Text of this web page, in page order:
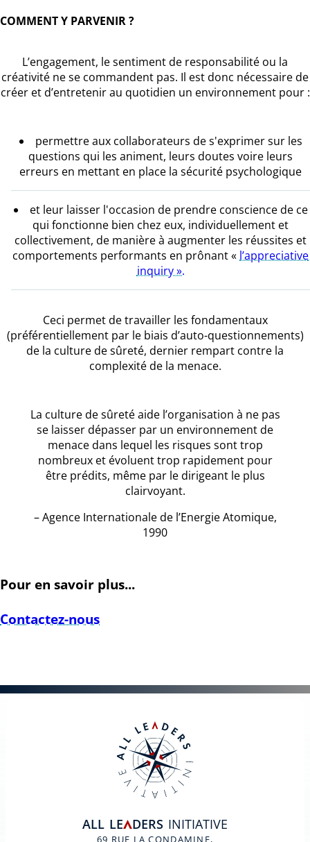
COMMENT Y PARVENIR ?
L’engagement, le sentiment de responsabilité ou la
créativité ne se commandent pas. Il est donc nécessaire de
créer et d’entretenir au quotidien un environnement pour :
permettre aux collaborateurs de s'exprimer sur les
questions qui les animent, leurs doutes voire leurs
erreurs en mettant en place la sécurité psychologique
et leur laisser l'occasion de prendre conscience de ce
qui fonctionne bien chez eux, individuellement et
collectivement, de manière à augmenter les réussites et
comportements performants en prônant « l’appreciative
inquiry ».
Ceci permet de travailler les fondamentaux
(préférentiellement par le biais d’auto-questionnements)
de la culture de sûreté, dernier rempart contre la
complexité de la menace.
La culture de sûreté aide l’organisation à ne pas
se laisser dépasser par un environnement de
menace dans lequel les risques sont trop
nombreux et évoluent trop rapidement pour
être prédits, même par le dirigeant le plus
clairvoyant.
– Agence Internationale de l’Energie Atomique,
1990
Pour en savoir plus...
Contactez-nous
ALL LEADERS INITIATIVE
69 RUE LA CONDAMINE,